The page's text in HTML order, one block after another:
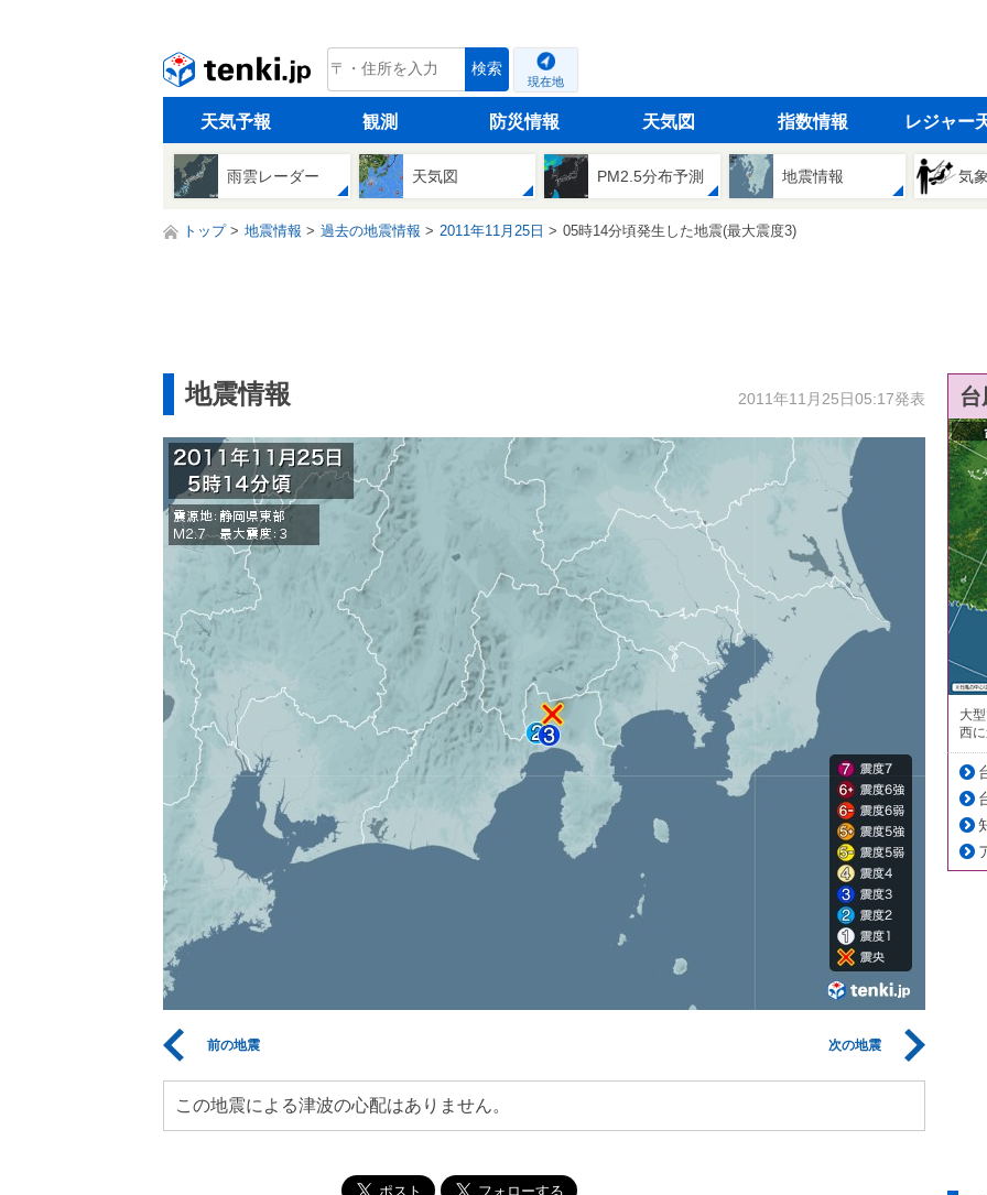
tenki.jp 検索
現在地
天気予報 観測 防災情報 天気図 指数情報 レジャー
雨雲レーダー 天気図 PM2.5分布予測 地震情報 気
トップ 地震情報 過去の地震情報 2011年11月25日 05時14分頃発生した地震(最大震度3)
地震情報 2011年11月25日05:17発表
前の地震 次の地震
この地震による津波の心配はありません。
大
西